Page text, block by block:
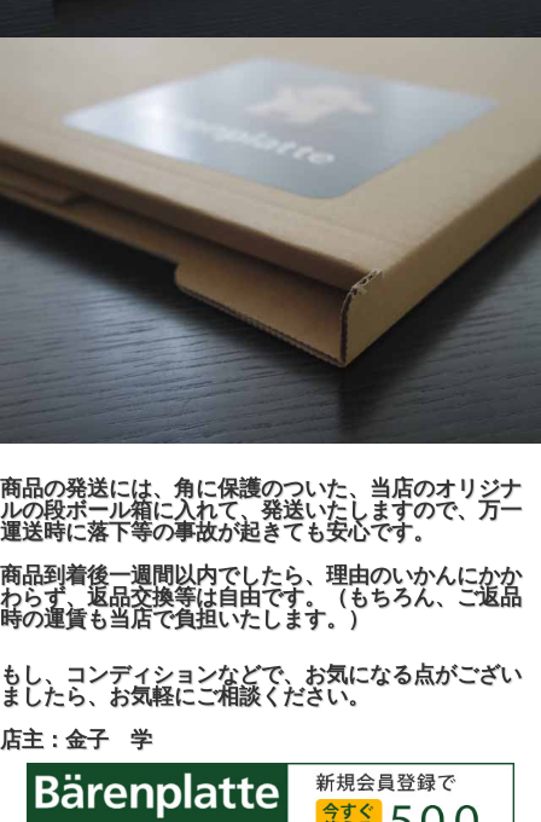
商品の発送には、角に保護のついた、当店のオリジナ
ルの段ボール箱に入れて、発送いたしますので、万一
運送時に落下等の事故が起きても安心です。
商品到着後一週間以内でしたら、理由のいかんにかか
わらず、返品交換等は自由です。（もちろん、ご返品
時の運賃も当店で負担いたします。）
もし、コンディションなどで、お気になる点がござい
ましたら、お気軽にご相談ください。
店主：金子 学